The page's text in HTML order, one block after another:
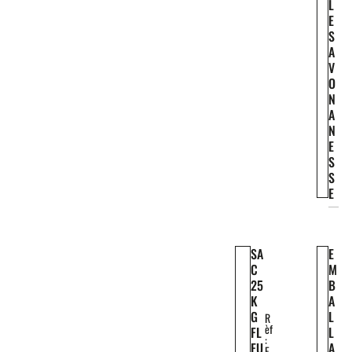
L
E
S
A
V
O
N
A
N
E
S
S
E
SA
C
25
K
G
FL
R
èf
:
E
M
B
A
L
L